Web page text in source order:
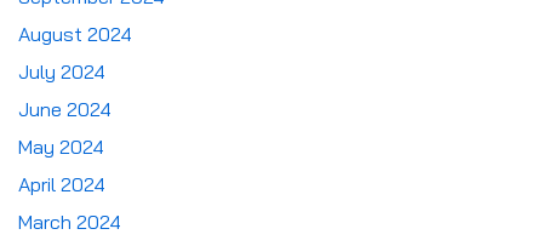
August 2024
July 2024
June 2024
May 2024
April 2024
March 2024